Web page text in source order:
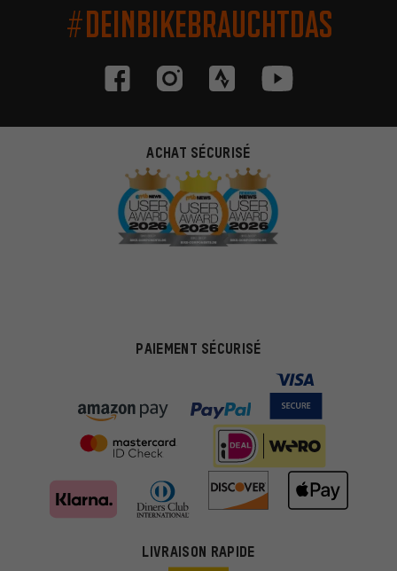
#DEINBIKEBRAUCHTDAS
ACHAT SÉCURISÉ
PAIEMENT SÉCURISÉ
LIVRAISON RAPIDE